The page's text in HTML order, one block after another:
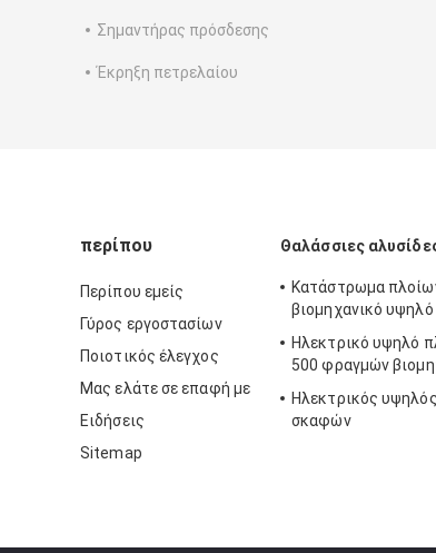
Σημαντήρας πρόσδεσης
Έκρηξη πετρελαίου
περίπου
Περίπου εμείς
Γύρος εργοστασίων
Ποιοτικός έλεγχος
Μας ελάτε σε επαφή με
Ειδήσεις
Sitemap
Θαλάσσιες
Κατάστρωμα
βιομηχανικό
Ηλεκτρικό υψηλό
500 φραγμών
Ηλεκτρικός
σκαφών